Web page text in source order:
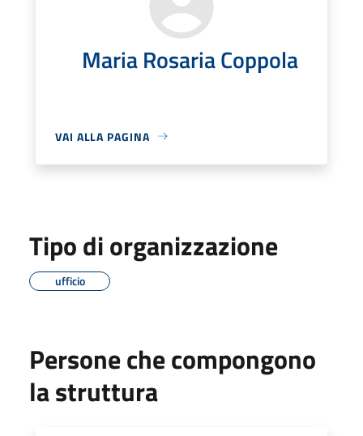
Maria Rosaria Coppola
VAI ALLA PAGINA
Tipo di organizzazione
ufficio
Persone che compongono
la struttura